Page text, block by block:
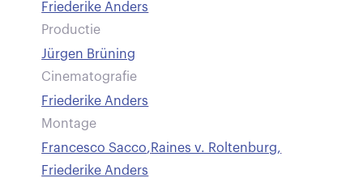
Friederike Anders
Productie
Jürgen Brüning
Cinematografie
Friederike Anders
Montage
Francesco Sacco,Raines v. Roltenburg,
Friederike Anders